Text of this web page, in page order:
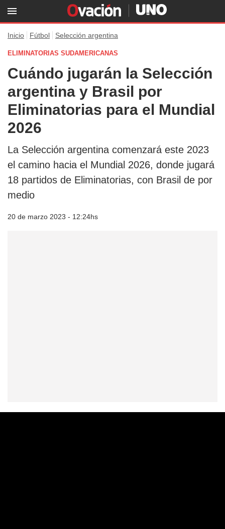
Inicio Fútbol Selección argentina
ELIMINATORIAS SUDAMERICANAS
Cuándo jugarán la Selección
argentina y Brasil por
Eliminatorias para el Mundial
2026
La Selección argentina comenzará este 2023
el camino hacia el Mundial 2026, donde jugará
18 partidos de Eliminatorias, con Brasil de por
medio
20 de marzo 2023 - 12:24hs